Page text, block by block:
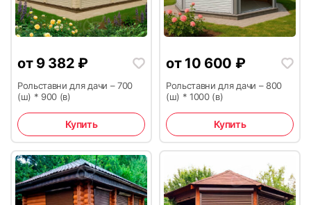
27 28
от 9 382 ₽
Рольставни для дачи – 700
(ш) * 900 (в)
Купить
от 10 600 ₽
Рольставни для дачи – 800
(ш) * 1000 (в)
Купить